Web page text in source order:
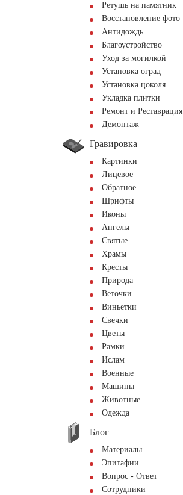
Ретушь на памятник
Восстановление фото
Антидождь
Благоустройство
Уход за могилкой
Установка оград
Установка цоколя
Укладка плитки
Ремонт и Реставрация
Демонтаж
Гравировка
Картинки
Лицевое
Обратное
Шрифты
Иконы
Ангелы
Святые
Храмы
Кресты
Природа
Веточки
Виньетки
Свечки
Цветы
Рамки
Ислам
Военные
Машины
Животные
Одежда
Блог
Материалы
Эпитафии
Вопрос - Ответ
Сотрудники